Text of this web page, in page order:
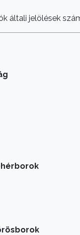
általi jelölések